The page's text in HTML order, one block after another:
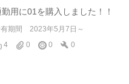
勤用に01を購入しました！！
期間
2023年5月7日～
4
0 0 0